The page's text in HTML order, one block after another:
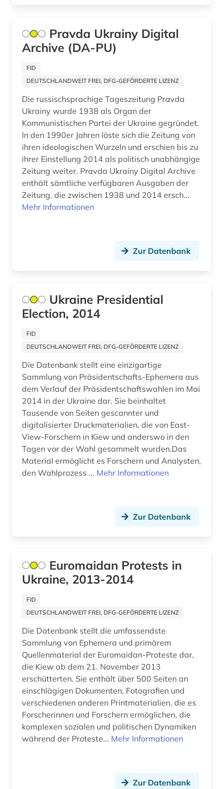
Pravda Ukrainy Digital
Archive (DA-PU)
FID
DEUTSCHLANDWEIT FREI, DFG-GEFÖRDERTE LIZENZ
Die russischsprachige Tageszeitung Pravda
Ukrainy wurde 1938 als Organ der
Kommunistischen Partei der Ukraine gegründet.
In den 1990er Jahren löste sich die Zeitung von
ihren ideologischen Wurzeln und erschien bis zu
ihrer Einstellung 2014 als politisch unabhängige
Zeitung weiter. Pravda Ukrainy Digital Archive
enthält sämtliche verfügbaren Ausgaben der
Zeitung, die zwischen 1938 und 2014 ersch...
Mehr Informationen
Zur Datenbank
Ukraine Presidential
Election, 2014
FID
DEUTSCHLANDWEIT FREI, DFG-GEFÖRDERTE LIZENZ
Die Datenbank stellt eine einzigartige
Sammlung von Präsidentschafts-Ephemera aus
dem Verlauf der Präsidentschaftswahlen im Mai
2014 in der Ukraine dar. Sie beinhaltet
Tausende von Seiten gescannter und
digitalisierter Druckmaterialien, die von East-
View-Forschern in Kiew und anderswo in den
Tagen vor der Wahl gesammelt wurden.Das
Material ermöglicht es Forschern und Analysten,
den Wahlprozess ... Mehr Informationen
Zur Datenbank
Euromaidan Protests in
Ukraine, 2013-2014
FID
DEUTSCHLANDWEIT FREI, DFG-GEFÖRDERTE LIZENZ
Die Datenbank stellt die umfassendste
Sammlung von Ephemera und primärem
Quellenmaterial der Euromaidan-Proteste dar,
die Kiew ab dem 21. November 2013
erschütterten. Sie enthält über 500 Seiten an
einschlägigen Dokumenten, Fotografien und
verschiedenen anderen Printmaterialien, die es
Forscherinnen und Forschern ermöglichen, die
komplexen sozialen und politischen Dynamiken
während der Proteste... Mehr Informationen
Zur Datenbank